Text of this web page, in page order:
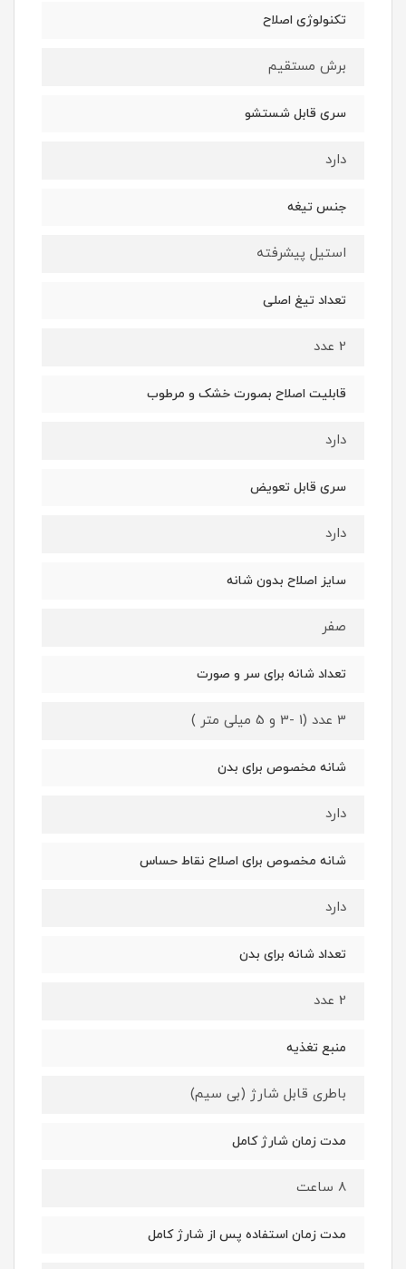
تکنولوژی اصلاح
برش مستقیم
سری قابل شستشو
دارد
جنس تیغه
استیل پیشرفته
تعداد تیغ اصلی
2 عدد
قابلیت اصلاح بصورت خشک و مرطوب
دارد
سری قابل تعویض
دارد
سایز اصلاح بدون شانه
صفر
تعداد شانه برای سر و صورت
3 عدد (1 -3 و 5 میلی متر )
شانه مخصوص برای بدن
دارد
شانه مخصوص برای اصلاح نقاط حساس
دارد
تعداد شانه برای بدن
2 عدد
منبع تغذیه
باطری قابل شارژ (بی سیم)
مدت زمان شارژ کامل
8 ساعت
مدت زمان استفاده پس از شارژ کامل